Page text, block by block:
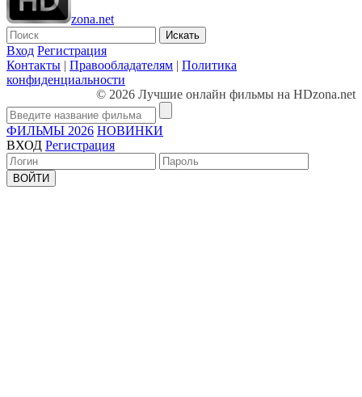
zona.net
Искать
Вход Регистрация
Контакты | Правообладателям | Политика
конфиденциальности
© 2026 Лучшие онлайн фильмы на HDzona.net
ФИЛЬМЫ 2026 НОВИНКИ
ВХОД Регистрация